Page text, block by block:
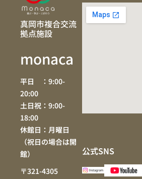
真岡市複合交流
拠点施設
monaca
平日 ：9:00-
20:00
土日祝：9:00-
18:00
休館日：月曜日
（祝日の場合は開
館）
〒321-4305
公式SNS